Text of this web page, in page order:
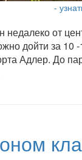
-
от
дойти за 10
Адлер. До